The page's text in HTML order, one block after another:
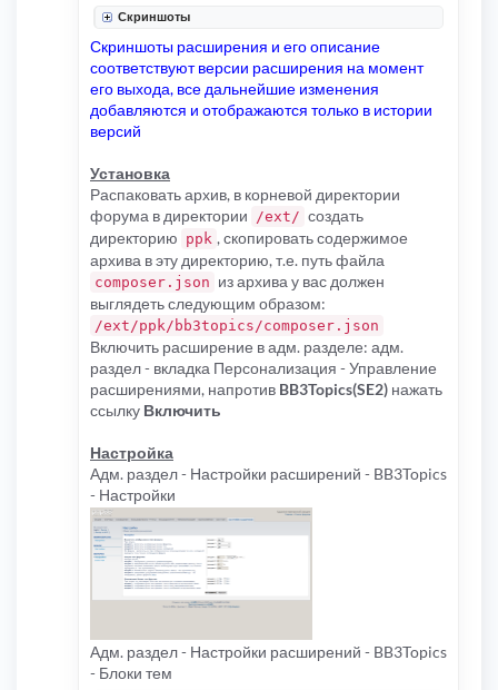
Скриншоты
Скриншоты расширения и его описание
соответствуют версии расширения на момент
его выхода, все дальнейшие изменения
добавляются и отображаются только в истории
версий
Установка
Распаковать архив, в корневой директории
форума в директории /ext/ создать
директорию ppk , скопировать содержимое
архива в эту директорию, т.е. путь файла
composer.json из архива у вас должен
выглядеть следующим образом:
/ext/ppk/bb3topics/composer.json
Включить расширение в адм. разделе: адм.
раздел - вкладка Персонализация - Управление
расширениями, напротив BB3Topics(SE2) нажать
ссылку Включить
Настройка
Адм. раздел - Настройки расширений - BB3Topics
- Настройки
Адм. раздел - Настройки расширений - BB3Topics
- Блоки тем